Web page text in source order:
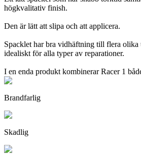
högkvalitativ finish.
Den är lätt att slipa och att applicera.
Spacklet har bra vidhäftning till flera
idealiskt för alla typer av reparationer.
I en enda produkt kombinerar Racer 1
Brandfarlig
Skadlig